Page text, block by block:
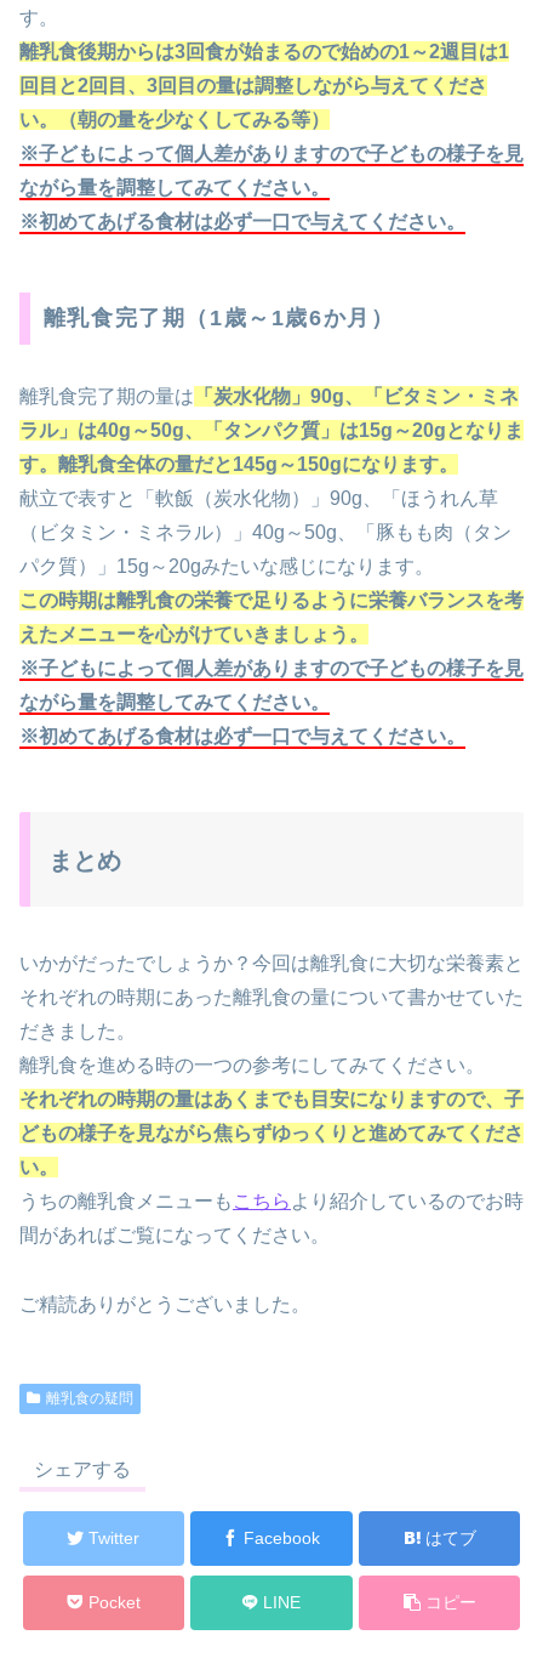
す。
離乳食後期からは3回食が始まるので始めの1～2週目は1
回目と2回目、 3回目の量は調整しながら与えてくださ
い。（朝の量を少なくしてみる等）
※子どもによって個人差がありますので子どもの様子を見
ながら量を調整してみてください。
※初めてあげる食材は必ず一口で与えてください。
離乳食完了期（1歳～1歳6か月）
離乳食完了期の量は 「炭水化物」 90g、「ビタミン・ミネ
ラル」は40g ～50g、「タンパク質」は15g ～20gとなりま
す。離乳食全体の量だと145g ～150gになります。
献立で表すと「軟飯（炭水化物）」90g、「ほうれん草
（ビタミン・ミネラル）」40g～50g、「豚もも肉（タン
パク質）」15g～20gみたいな感じになります。
この時期は離乳食の栄養で足りるように栄養バランスを考
えたメニューを心がけていきましょう。
※子どもによって個人差がありますので子どもの様子を見
ながら量を調整してみてください。
※初めてあげる食材は必ず一口で与えてください。
まとめ
いかがだったでしょうか？今回は離乳食に大切な栄養素と
それぞれの時期にあった離乳食の量について書かせていた
だきました。
離乳食を進める時の一つの参考にしてみてください。
それぞれの時期の量はあくまでも目安になりますので、子
どもの様子を見ながら焦らずゆっくりと進めてみてくださ
い。
うちの離乳食メニューも こちら より紹介しているのでお時
間があればご覧になってください。
ご精読ありがとうございました。
離乳食の疑問
シェアする
Twitter Facebook はてブ
Pocket LINE コピー